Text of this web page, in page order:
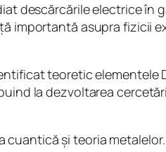
descărcările electrice în
importantă asupra fizicii
teoretic elementele
la dezvoltarea
și teoria